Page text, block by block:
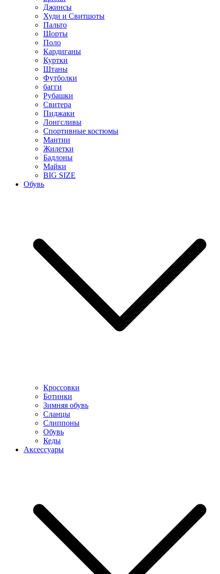
Джинсы
Худи и Свитшоты
Пальто
Шорты
Поло
Кардиганы
Куртки
Штаны
Футболки
багги
Рубашки
Свитера
Пиджаки
Лонгсливы
Спортивные костюмы
Мантии
Жилетки
Бадлоны
Майки
BIG SIZE
Обувь
Кроссовки
Ботинки
Зимняя обувь
Сланцы
Слиппоны
Обувь
Кеды
Аксессуары